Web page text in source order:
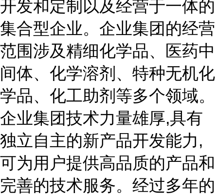
开发和定制以及经营于一体的
集合型企业。企业集团的经营
范围涉及精细化学品、医药中
间体、化学溶剂、特种无机化
学品、化工助剂等多个领域。
企业集团技术力量雄厚,具有
独立自主的新产品开发能力,
可为用户提供高品质的产品和
完善的技术服务。经过多年的